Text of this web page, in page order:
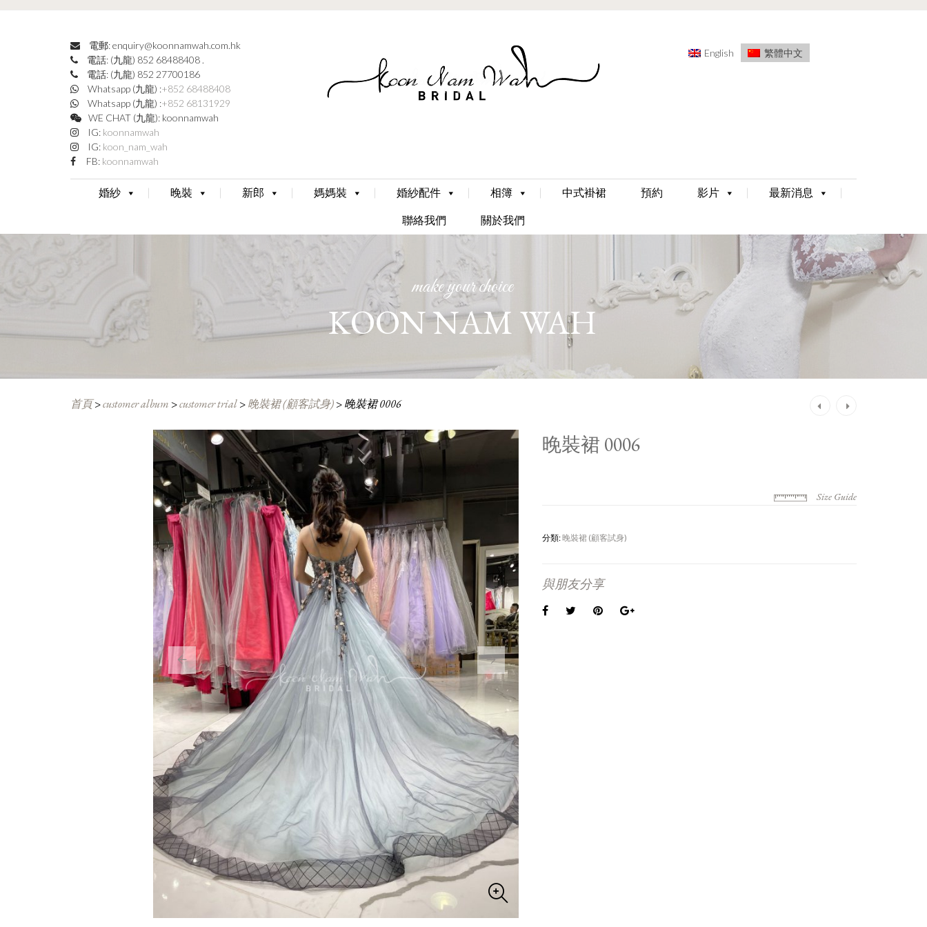
電郵: enquiry@koonnamwah.com.hk
電話: (九龍) 852 68488408 .
電話: (九龍) 852 27700186
Whatsapp (九龍) :+852 68488408
Whatsapp (九龍) :+852 68131929
WE CHAT (九龍): koonnamwah
IG: koonnamwah
IG: koon_nam_wah
FB: koonnamwah
English 繁體中文
Skip
to
content
婚紗 晚裝 新郎 媽媽裝 婚紗配件 相簿 中式褂裙 預約 影片
最新消息
聯絡我們
關於我們
make your choice
KOON NAM WAH
首頁>customer album >customer trial>晚裝裙 (顧客試身)>晚裝裙 0006
晚裝裙 0006
Size Guide
分類:晚裝裙 (顧客試身)
與朋友分享